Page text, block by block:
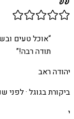
“אוכל טעים
תודה רבה!”
יהודה ראב
ביקורת בגוגל ·לפני
י